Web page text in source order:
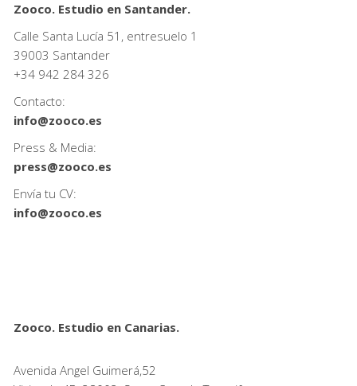
Zooco. Estudio en Santander.
Calle Santa Lucía 51, entresuelo 1
39003 Santander
+34 942 284 326
Contacto:
info@zooco.es
Press & Media:
press@zooco.es
Envía tu CV:
info@zooco.es
Zooco. Estudio en Canarias.
Avenida Angel Guimerá,52